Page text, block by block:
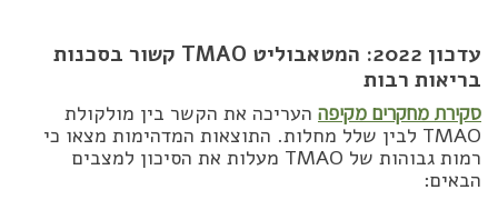
עדכון 2022: המטאבוליט TMAO קשור בסכנות
בריאות רבות
סקירת מחקרים מקיפה העריכה את הקשר בין מולקולת
TMAO לבין שלל מחלות. התוצאות המדהימות מצאו כי
רמות גבוהות של TMAO מעלות את הסיכון למצבים
הבאים: